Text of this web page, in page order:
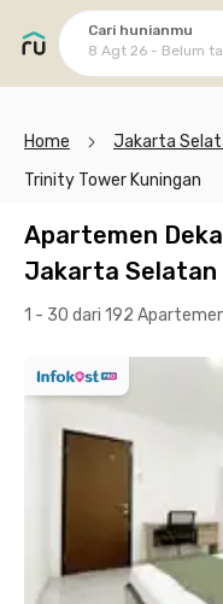
Cari hunianmu
8 Agt 26 - Belum
Home Jakarta
Trinity Tower Kuningan
Apartemen
Jakarta Selatan
1 - 30 dari 192